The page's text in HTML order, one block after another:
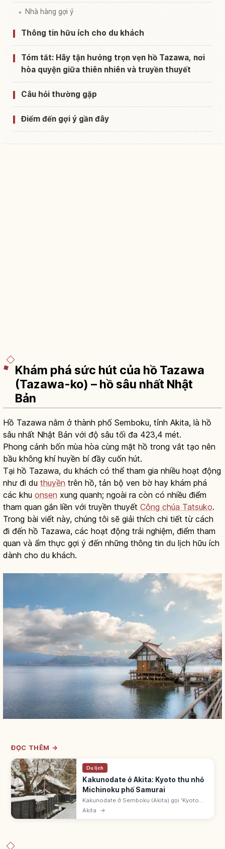
Nhà hàng gợi ý
Thông tin hữu ích cho du khách
Tóm tắt: Hãy tận hưởng trọn vẹn hồ Tazawa, nơi
hòa quyện giữa thiên nhiên và truyền thuyết
Câu hỏi thường gặp
Điểm đến gợi ý gần đây
Khám phá sức hút của hồ Tazawa
(Tazawa-ko) – hồ sâu nhất Nhật
Bản
Hồ Tazawa nằm ở thành phố Semboku, tỉnh Akita, là hồ
sâu nhất Nhật Bản với độ sâu tối đa 423,4 mét.
Phong cảnh bốn mùa hòa cùng mặt hồ trong vắt tạo nên
bầu không khí huyền bí đầy cuốn hút.
Tại hồ Tazawa, du khách có thể tham gia nhiều hoạt động
như đi du thuyền trên hồ, tản bộ ven bờ hay khám phá
các khu onsen xung quanh; ngoài ra còn có nhiều điểm
tham quan gắn liền với truyền thuyết Công chúa Tatsuko.
Trong bài viết này, chúng tôi sẽ giải thích chi tiết từ cách
đi đến hồ Tazawa, các hoạt động trải nghiệm, điểm tham
quan và ẩm thực gợi ý đến những thông tin du lịch hữu ích
dành cho du khách.
ĐỌC THÊM →
Du lịch
Kakunodate ở Akita: Kyoto thu nhỏ
Michinoku phố Samurai
Kakunodate ở Semboku (Akita) gọi 'Kyoto
thu nhỏ Michinoku'. Phố biệt thự samurai -
Akita →